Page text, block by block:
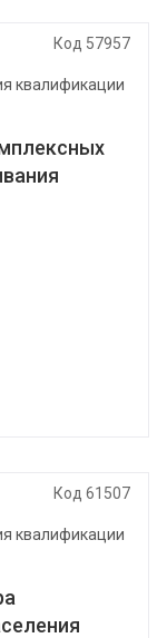
Код 57957
квалификации
Код 61507
квалификации